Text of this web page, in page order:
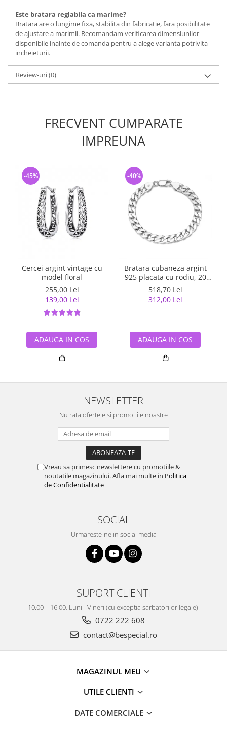
Este bratara reglabila ca marime?
Bratara are o lungime fixa, stabilita din fabricatie, fara posibilitate
de ajustare a marimii. Recomandam verificarea dimensiunilor
disponibile inainte de comanda pentru a alege varianta potrivita
incheieturii.
Review-uri(0)
FRECVENT CUMPARATE
IMPREUNA
Cercei argint vintage cu
model floral
255,00 Lei
139,00 Lei
-45%
ADAUGA IN COS
Bratara cubaneza argint
925 placata cu rodiu, 20
cm, 3,6 mm, UNISEX
518,70 Lei
312,00 Lei
-40%
ADAUGA IN COS
NEWSLETTER
Nu rata ofertele si promotiile noastre
Vreau sa primesc newslettere cu promotiile &
noutatile magazinului. Afla mai multe in Politica
de Confidentialitate
SOCIAL
Urmareste-ne in social media
SUPORT CLIENTI
10.00 – 16.00, Luni - Vineri (cu exceptia sarbatorilor legale).
0722 222 608
contact@bespecial.ro
MAGAZINUL MEU
UTILE CLIENTI
DATE COMERCIALE